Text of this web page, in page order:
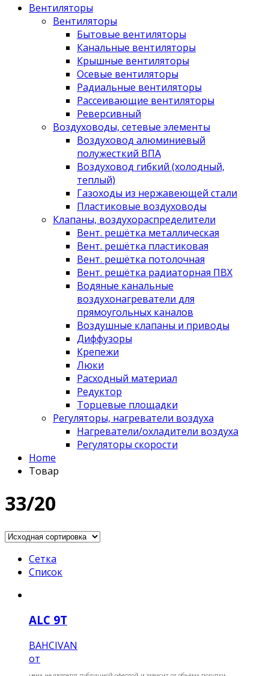
Вентиляторы
Вентиляторы
Бытовые вентиляторы
Канальные вентиляторы
Крышные вентиляторы
Осевые вентиляторы
Радиальные вентиляторы
Рассеивающие вентиляторы
Реверсивный
Воздуховоды, сетевые элементы
Воздуховод алюминиевый
полужесткий ВПА
Воздуховод гибкий (холодный,
теплый)
Газоходы из нержавеющей стали
Пластиковые воздуховоды
Клапаны, воздухораспределители
Вент. решётка металлическая
Вент. решётка пластиковая
Вент. решётка потолочная
Вент. решётка радиаторная ПВХ
Водяные канальные
воздухонагреватели для
прямоугольных каналов
Воздушные клапаны и приводы
Диффузоры
Крепежи
Люки
Расходный материал
Редуктор
Торцевые площадки
Регуляторы, нагреватели воздуха
Нагреватели/охладители воздуха
Регуляторы скорости
Home
Товар
33/20
Сетка
Список
ALC 9Т
BAHCIVAN
от